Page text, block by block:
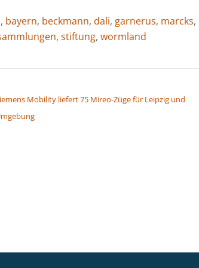
, bayern, beckmann, dali, garnerus, marcks,
, stiftung, wormland
Mobility liefert 75 Mireo-Züge für Leipzig und